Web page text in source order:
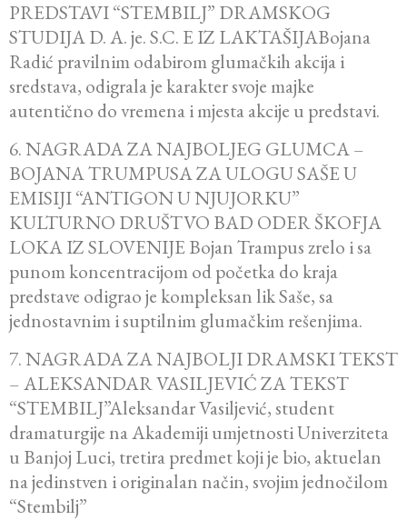
PREDSTAVI “STEMBILJ” DRAMSKOG
STUDIJA D. A. je. S.C. E IZ LAKTAŠIJABojana
Radić pravilnim odabirom glumačkih akcija i
sredstava, odigrala je karakter svoje majke
autentično do vremena i mjesta akcije u predstavi.
6. NAGRADA ZA NAJBOLJEG GLUMCA –
BOJANA TRUMPUSA ZA ULOGU SAŠE U
EMISIJI “ANTIGON U NJUJORKU”
KULTURNO DRUŠTVO BAD ODER ŠKOFJA
LOKA IZ SLOVENIJE Bojan Trampus zrelo i sa
punom koncentracijom od početka do kraja
predstave odigrao je kompleksan lik Saše, sa
jednostavnim i suptilnim glumačkim rešenjima.
7. NAGRADA ZA NAJBOLJI DRAMSKI TEKST
– ALEKSANDAR VASILJEVIĆ ZA TEKST
“STEMBILJ”Aleksandar Vasiljević, student
dramaturgije na Akademiji umjetnosti Univerziteta
u Banjoj Luci, tretira predmet koji je bio, aktuelan
na jedinstven i originalan način, svojim jednočilom
“Stembilj”